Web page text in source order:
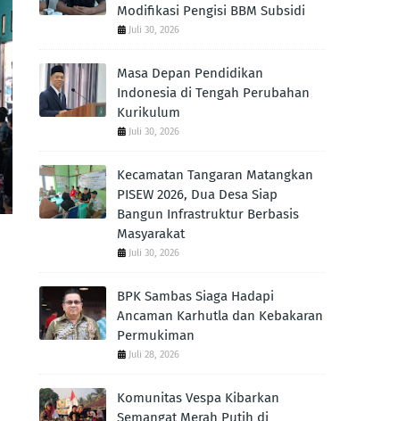
Modifikasi Pengisi BBM Subsidi
Juli 30, 2026
Masa Depan Pendidikan
Indonesia di Tengah Perubahan
Kurikulum
Juli 30, 2026
Kecamatan Tangaran Matangkan
PISEW 2026, Dua Desa Siap
Bangun Infrastruktur Berbasis
Masyarakat
Juli 30, 2026
BPK Sambas Siaga Hadapi
Ancaman Karhutla dan Kebakaran
Permukiman
Juli 28, 2026
Komunitas Vespa Kibarkan
Semangat Merah Putih di